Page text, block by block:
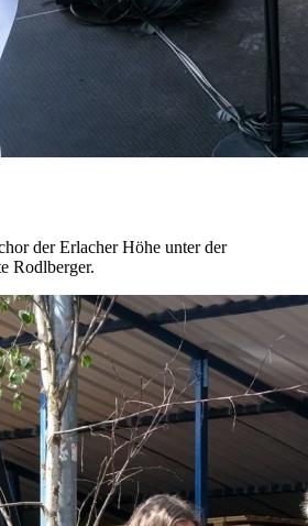
der Erlacher Höhe unter der
Rodlberger.